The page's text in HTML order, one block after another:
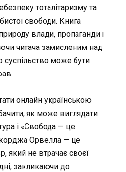
тоталітаризму та
свободи. Книга
влади, пропаганди і
читача замисленим над
суспільство може бути
онлайн українською
як може виглядати
і «Свобода — це
Орвелла — це
який не втрачає своєї
закликаючи до